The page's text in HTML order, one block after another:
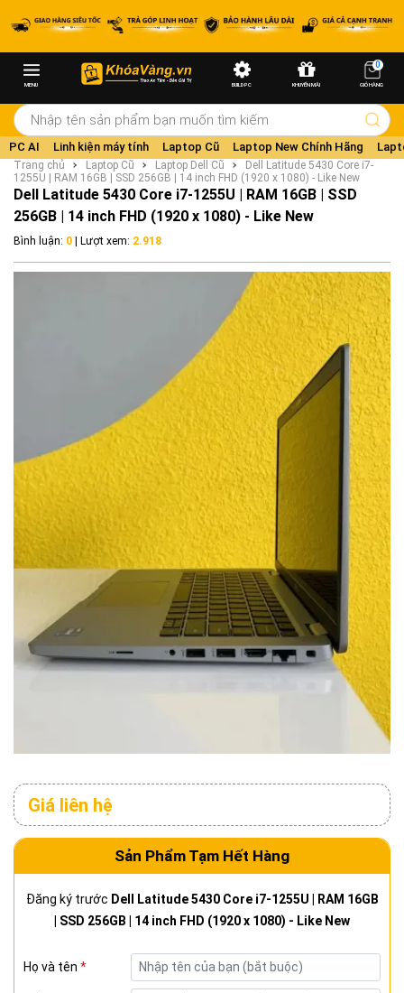
MENU BUILD PC KHUYẾN MÃI
0
GIỎ HÀNG
PC AI Linh kiện máy tính Laptop Cũ Laptop New Chính Hãng
Trang chủ Laptop Cũ Laptop Dell Cũ
Dell Latitude 5430 Core i7-
1255U | RAM 16GB | SSD 256GB | 14 inch FHD (1920 x 1080) - Like New
Dell Latitude 5430 Core i7-1255U | RAM 16GB | SSD
256GB | 14 inch FHD (1920 x 1080) - Like New
Bình luận: 0 | Lượt xem: 2.918
Giá liên hệ
Sản Phẩm Tạm Hết Hàng
Đăng ký trước Dell Latitude 5430 Core i7-1255U | RAM 16GB
| SSD 256GB | 14 inch FHD (1920 x 1080) - Like New
Họ và tên *